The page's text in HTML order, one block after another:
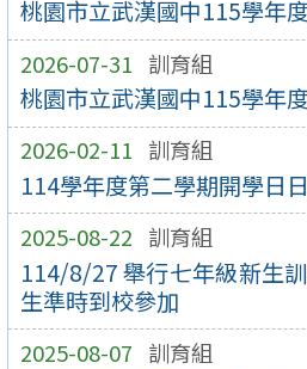
桃園市立武漢國中115學年
2026-07-31 訓育組
桃園市立武漢國中115學年
2026-02-11 訓育組
114學年度第二學期開學日
2025-08-22 訓育組
114/8/27 舉行七年級新生
生準時到校參加
2025-08-07 訓育組